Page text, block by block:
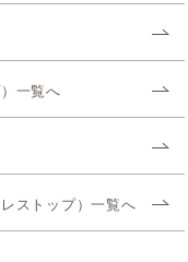
一覧へ
ストップ）一覧へ